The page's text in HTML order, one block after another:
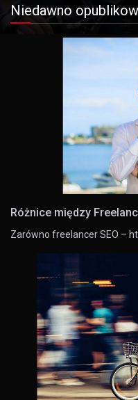
Niedawno
Różnice między
Zarówno freelancer SEO –